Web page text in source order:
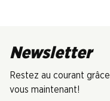
Newsletter
Restez au courant
vous maintenant!